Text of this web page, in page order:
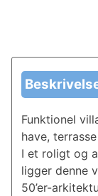
Funktionel
have,
I et roligt og
ligger denne
50’er-